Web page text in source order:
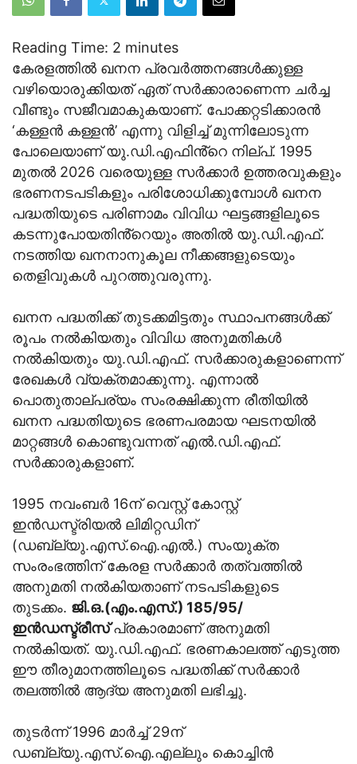
Reading Time: 2 minutes
കേരളത്തിൽ ഖനന പ്രവർത്തനങ്ങൾക്കുള്ള
വഴിയൊരുക്കിയത് ഏത് സർക്കാരാണെന്ന ചർച്ച
വീണ്ടും സജീവമാകുകയാണ്. പോക്കറ്റടിക്കാരൻ
‘കള്ളൻ കള്ളൻ’ എന്നു വിളിച്ച് മുന്നിലോടുന്ന
പോലെയാണ് യു.ഡി.എഫിൻ്റെ നില്പ്. 1995
മുതൽ 2026 വരെയുള്ള സർക്കാർ ഉത്തരവുകളും
ഭരണനടപടികളും പരിശോധിക്കുമ്പോൾ ഖനന
പദ്ധതിയുടെ പരിണാമം വിവിധ ഘട്ടങ്ങളിലൂടെ
കടന്നുപോയതിൻ്റെയും അതിൽ യു.ഡി.എഫ്.
നടത്തിയ ഖനനാനുകൂല നീക്കങ്ങളുടെയും
തെളിവുകൾ പുറത്തുവരുന്നു.
ഖനന പദ്ധതിക്ക് തുടക്കമിട്ടതും സ്ഥാപനങ്ങൾക്ക്
രൂപം നൽകിയതും വിവിധ അനുമതികൾ
നൽകിയതും യു.ഡി.എഫ്. സർക്കാരുകളാണെന്ന്
രേഖകൾ വ്യക്തമാക്കുന്നു. എന്നാൽ
പൊതുതാല്പര്യം സംരക്ഷിക്കുന്ന രീതിയില്‍
ഖനന പദ്ധതിയുടെ ഭരണപരമായ ഘടനയിൽ
മാറ്റങ്ങൾ കൊണ്ടുവന്നത് എൽ.ഡി.എഫ്.
സർക്കാരുകളാണ്.
1995 നവംബർ 16ന് വെസ്റ്റ് കോസ്റ്റ്
ഇൻഡസ്ട്രിയൽ ലിമിറ്റഡിന്
(ഡബ്ല്യു.എസ്.ഐ.എൽ.) സംയുക്ത
സംരംഭത്തിന് കേരള സർക്കാർ തത്വത്തിൽ
അനുമതി നൽകിയതാണ് നടപടികളുടെ
തുടക്കം. ജി.ഒ.(എം.എസ്.) 185/95/
ഇൻഡസ്ട്രീസ്പ്രകാരമാണ് അനുമതി
നൽകിയത്. യു.ഡി.എഫ്. ഭരണകാലത്ത് എടുത്ത
ഈ തീരുമാനത്തിലൂടെ പദ്ധതിക്ക് സർക്കാർ
തലത്തിൽ ആദ്യ അനുമതി ലഭിച്ചു.
തുടർന്ന് 1996 മാർച്ച് 29ന്
ഡബ്ല്യു.എസ്.ഐ.എല്ലും കൊച്ചിൻ